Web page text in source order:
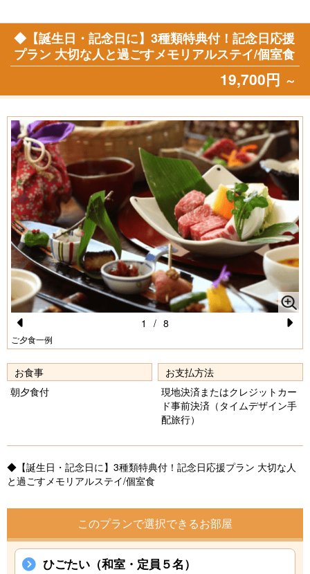
◆【誕生日・記念日に】3種類特典付！記念日応援
プラン 大切な人と過ごすメモリアルステイ/個室食
19,700円 ～
Pr
e
vi
o
s
ご夕食一例
e
xt
1 / 8
お食事
朝夕食付
お支払方法
現地決済またはクレジットカー
ド事前決済（タイムデザイン手
配旅行）
◆【誕生日・記念日に】3種類特典付！記念日応援プラン 大切な人
と過ごすメモリアルステイ/個室食
このプランで選択できるお部屋
ひごたい（和室・定員５名）